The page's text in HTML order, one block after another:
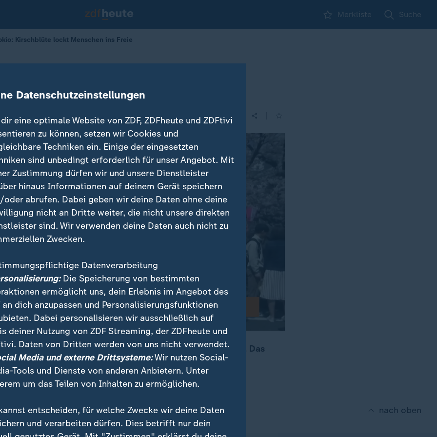
Merkliste Suche
Kirschblüte lockt Menschen ins Freie
lockt Menschen ins Freie
Höhepunkt der Kirschblüte viele Japaner ins nach draußen. Das
etwa eine Woche zu sehen sein.
nach oben
Datenschutzeinstellungen
eine optimale Website von ZDF, ZDFheute und ZDFtivi
zu können, setzen wir Cookies und
Techniken ein. Einige der eingesetzten
sind unbedingt erforderlich für unser Angebot. Mit
Zustimmung dürfen wir und unsere Dienstleister
hinaus Informationen auf deinem Gerät speichern
oder abrufen. Dabei geben wir deine Daten ohne deine
nicht an Dritte weiter, die nicht unsere direkten
sind. Wir verwenden deine Daten auch nicht zu
Zwecken.
Datenverarbeitung
Die Speicherung von bestimmten
ermöglicht uns, dein Erlebnis im Angebot des
an dich anzupassen und Personalisierungsfunktionen
Dabei personalisieren wir ausschließlich auf
deiner Nutzung von ZDF Streaming, der ZDFheute und
Daten von Dritten werden von uns nicht verwendet.
Media und externe Drittsysteme:Wir nutzen Social-
Tools und Dienste von anderen Anbietern. Unter
um das Teilen von Inhalten zu ermöglichen.
entscheiden, für welche Zwecke wir deine Daten
und verarbeiten dürfen. Dies betrifft nur dein